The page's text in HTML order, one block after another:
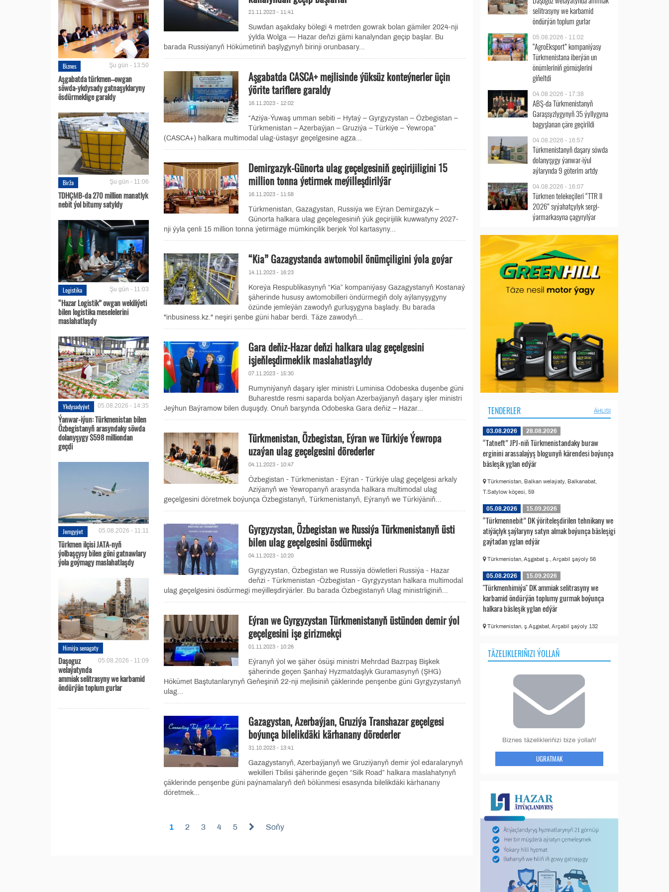
Biznes Şu gün - 13:50
Aşgabatda türkmen–owgan
söwda-ykdysady gatnaşyklaryny
ösdürmeklige garaldy
Birža Şu gün - 11:06
TDHÇMB-da 270 million manatlyk
nebit ýol bitumy satyldy
Logistika Şu gün - 11:03
“Hazar Logistik” owgan wekiliýeti
bilen logistika meselelerini
maslahatlaşdy
Ykdysadyýet 05.08.2026 - 14:35
Ýanwar-iýun: Türkmenistan bilen
Özbegistanyň arasyndaky söwda
dolanyşygy $598 milliondan
geçdi
Jemgyýet 05.08.2026 - 11:11
Türkmen ilçisi JATA-nyň
ýolbaşçysy bilen göni gatnawlary
ýola goýmagy maslahatlaşdy
Himiýa senagaty
05.08.2026 - 11:09
Daşoguz
welaýatynda
ammiak selitrasyny we karbamid
öndürýän toplum gurlar
21.11.2023 - 11:41
Suwdan aşakdaky bölegi 4 metrden gowrak bolan gämiler 2024-nji
ýylda Wolga — Hazar deňzi gämi kanalyndan geçip başlar. Bu
barada Russiýanyň Hökümetiniň başlygynyň birinji orunbasary...
Aşgabatda CASCA+ mejlisinde ýüksüz konteýnerler üçin
ýörite tariflere garaldy
16.11.2023 - 12:02
“Aziýa-Ýuwaş umman sebiti – Hytaý – Gyrgyzystan – Özbegistan –
Türkmenistan – Azerbaýjan – Gruziýa – Türkiýe – Ýewropa”
(CASCA+) halkara multimodal ulag-üstaşyr geçelgesine agza...
Demirgazyk-Günorta ulag geçelgesiniň geçirijiligini 15
million tonna ýetirmek meýilleşdirilýär
16.11.2023 - 11:58
Türkmenistan, Gazagystan, Russiýa we Eýran Demirgazyk –
Günorta halkara ulag geçelegesiniň ýük geçirijilik kuwwatyny 2027-
nji ýyla çenli 15 million tonna ýetirmäge mümkinçilik berjek Ýol kartasyny...
“Kia” Gazagystanda awtomobil önümçiligini ýola goýar
14.11.2023 - 16:23
Koreýa Respublikasynyň “Kia” kompaniýasy Gazagystanyň Kostanaý
şäherinde hususy awtomobilleri öndürmegiň doly aýlanyşygyny
özünde jemleýän zawodyň gurluşygyna başlady. Bu barada
"inbusiness.kz." neşiri şenbe güni habar berdi. Täze zawodyň...
Gara deňiz-Hazar deňzi halkara ulag geçelgesini
işjeňleşdirmeklik maslahatlaşyldy
07.11.2023 - 15:30
Rumyniýanyň daşary işler ministri Luminisa Odobeska duşenbe güni
Buharestde resmi saparda bolýan Azerbaýjanyň daşary işler ministri
Jeýhun Baýramow bilen duşuşdy. Onuň barşynda Odobeska Gara deňiz – Hazar...
Türkmenistan, Özbegistan, Eýran we Türkiýe Ýewropa
uzaýan ulag geçelgesini dörederler
04.11.2023 - 10:47
Özbegistan - Türkmenistan - Eýran - Türkiýe ulag geçelgesi arkaly
Aziýanyň we Ýewropanyň arasynda halkara multimodal ulag
geçelgesini döretmek boýunça Özbegistanyň, Türkmenistanyň, Eýranyň we Türkiýäniň...
Gyrgyzystan, Özbegistan we Russiýa Türkmenistanyň üsti
bilen ulag geçelgesini ösdürmekçi
04.11.2023 - 10:20
Gyrgyzystan, Özbegistan we Russiýa döwletleri Russiýa - Hazar
deňzi - Türkmenistan -Özbegistan - Gyrgyzystan halkara multimodal
ulag geçelgesini ösdürmegi meýilleşdirýärler. Bu barada Özbegistanyň Ulag ministrliginiň...
Eýran we Gyrgyzystan Türkmenistanyň üstünden demir ýol
geçelgesini işe girizmekçi
01.11.2023 - 10:26
Eýranyň ýol we şäher ösüşi ministri Mehrdad Bazrpaş Bişkek
şäherinde geçen Şanhaý Hyzmatdaşlyk Guramasynyň (ŞHG)
Hökümet Baştutanlarynyň Geňeşiniň 22-nji mejlisiniň çäklerinde penşenbe güni Gyrgyzystanyň
ulag...
Gazagystan, Azerbaýjan, Gruziýa Transhazar geçelgesi
boýunça bilelikdäki kärhanany dörederler
31.10.2023 - 13:41
Gazagystanyň, Azerbaýjanyň we Gruziýanyň demir ýol edaralarynyň
wekilleri Tbilisi şäherinde geçen “Silk Road” halkara maslahatynyň
çäklerinde penşenbe güni paýnamalaryň deň bölünmesi esasynda bilelikdäki kärhanany
döretmek...
1 2 3 4 5 Soňy
selitrasyny we karbamid
öndürýän toplum gurlar
05.08.2026 - 11:02
“AgroEksport” kompaniýasy
Türkmenistana iberýän un
önümleriniň görnüşlerini
giňeltdi
04.08.2026 - 17:38
ABŞ-da Türkmenistanyň
Garaşsyzlygynyň 35 ýyllygyna
bagyşlanan çäre geçirildi
04.08.2026 - 16:57
Türkmenistanyň daşary söwda
dolanyşygy ýanwar-iýul
aýlarynda 9 göterim artdy
04.08.2026 - 16:07
Türkmen telekeçileri “TTR II
2026” syýahatçylyk sergi-
ýarmarkasyna çagyrylýar
TENDERLER ÄHLISI
03.08.2026 28.08.2026
“Tatneft” JPJ-niň Türkmenistandaky buraw
erginini arassalaýyş blogunyň kärendesi boýunça
bäsleşik yglan edýär
Türkmenistan, Balkan welaýaty, Balkanabat,
T.Satylow köçesi, 59
05.08.2026 15.09.2026
“Türkmennebit” DK ýöriteleşdirilen tehnikany we
atiýäçlyk şaýlaryny satyn almak boýunça bäsleşigi
gaýtadan yglan edýär
Türkmenistan, Aşgabat ş., Arçabil şaýoly 56
05.08.2026 15.09.2026
"Türkmenhimiýa" DK ammiak selitrasyny we
karbamid öndürýän toplumy gurmak boýunça
halkara bäsleşik yglan edýär
Türkmenistan, ş.Aşgabat, Arçabil şaýoly 132
TÄZELIKLERIŇIZI ÝOLLAŇ
Biznes täzelikleriňizi bize ýollaň!
UGRATMAK